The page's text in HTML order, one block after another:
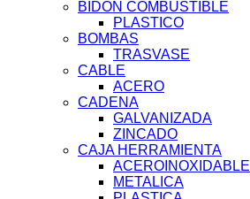
BIDON COMBUSTIBLE
PLASTICO
BOMBAS
TRASVASE
CABLE
ACERO
CADENA
GALVANIZADA
ZINCADO
CAJA HERRAMIENTA
ACEROINOXIDABLE
METALICA